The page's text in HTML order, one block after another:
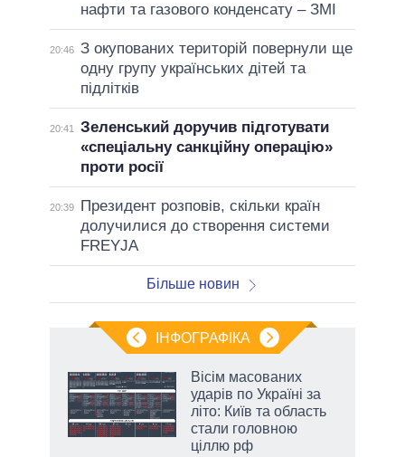
нафти та газового конденсату – ЗМІ
20:46 З окупованих територій повернули ще
одну групу українських дітей та
підлітків
20:41
Зеленський доручив підготувати
«спеціальну санкційну операцію»
проти росії
20:39
Президент розповів, скільки країн
долучилися до створення системи
FREYJA
Більше новин
ІНФОГРАФІКА
Вісім масованих
ударів по Україні за
літо: Київ та область
стали головною
ціллю рф